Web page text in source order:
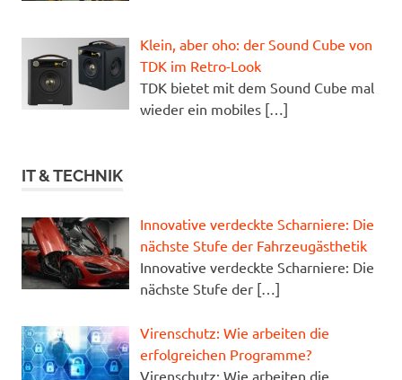
Klein, aber oho: der Sound Cube von
TDK im Retro-Look
TDK bietet mit dem Sound Cube mal
wieder ein mobiles […]
IT & TECHNIK
Innovative verdeckte Scharniere: Die
nächste Stufe der Fahrzeugästhetik
Innovative verdeckte Scharniere: Die
nächste Stufe der […]
Virenschutz: Wie arbeiten die
erfolgreichen Programme?
Virenschutz: Wie arbeiten die